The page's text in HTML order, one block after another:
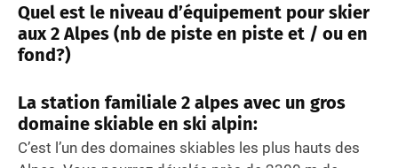
Quel est le niveau d’équipement pour skier
aux 2 Alpes (nb de piste en piste et / ou en
fond?)
La station familiale 2 alpes avec un gros
domaine skiable en ski alpin:
C’est l’un des domaines skiables les plus hauts des